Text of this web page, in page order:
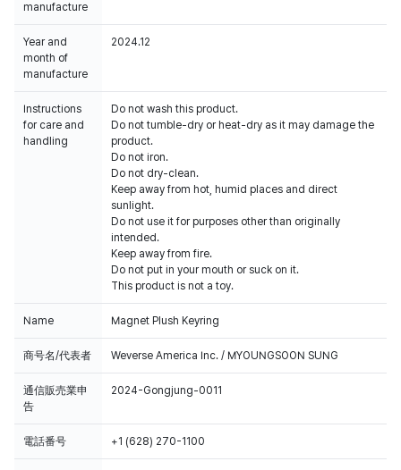
manufacture
Year and
month of
manufacture
2024.12
Instructions
for care and
handling
Do not wash this product.
Do not tumble-dry or heat-dry as it may damage the
product.
Do not iron.
Do not dry-clean.
Keep away from hot, humid places and direct
sunlight.
Do not use it for purposes other than originally
intended.
Keep away from fire.
Do not put in your mouth or suck on it.
This product is not a toy.
Name Magnet Plush Keyring
商号名/代表者 Weverse America Inc. / MYOUNGSOON SUNG
通信販売業申
告
2024-Gongjung-0011
電話番号 +1 (628) 270-1100